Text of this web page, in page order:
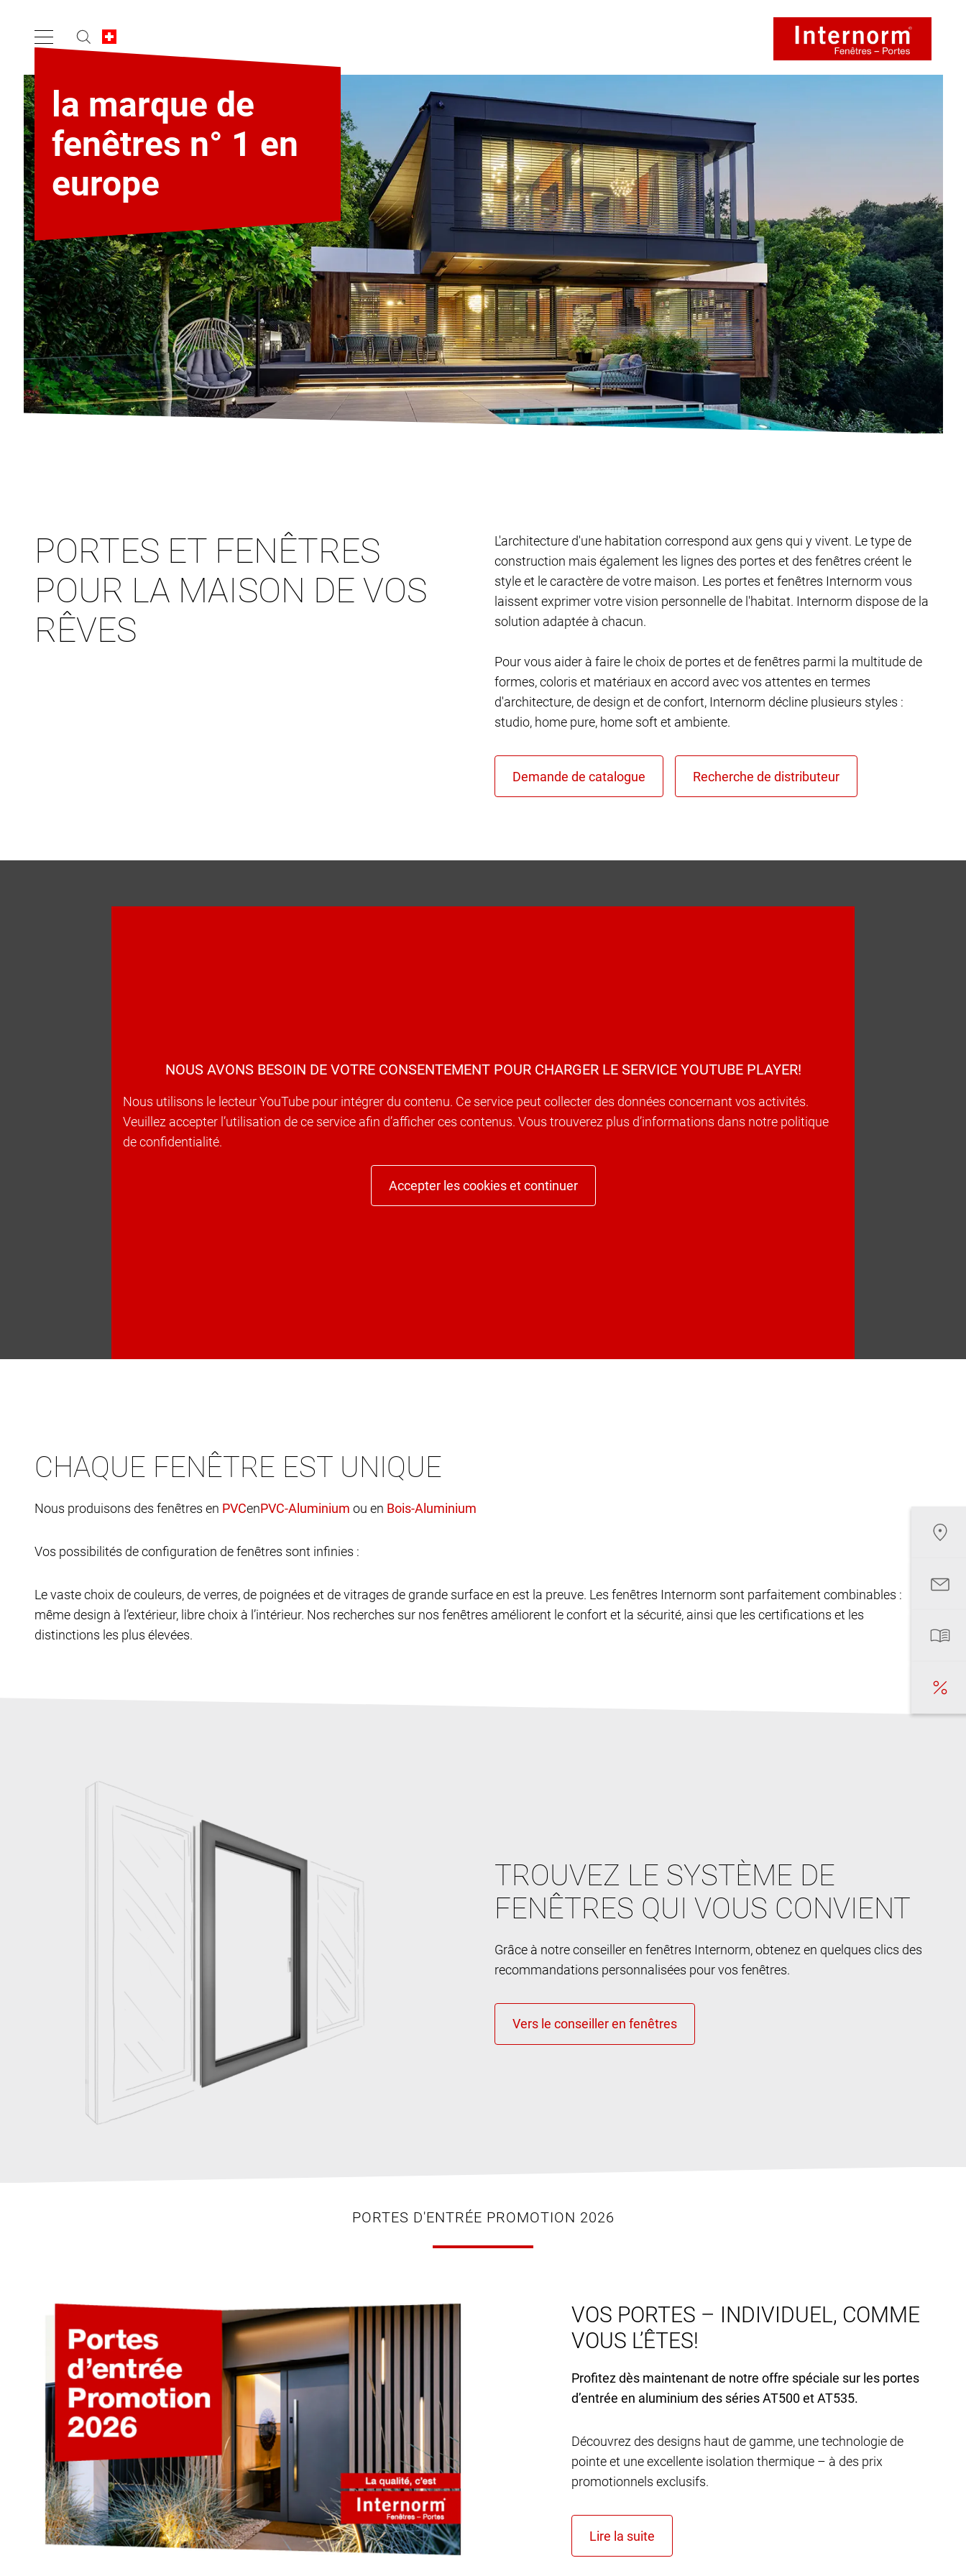
la marque de
fenêtres n° 1 en
europe
PORTES ET FENÊTRES
POUR LA MAISON DE VOS
RÊVES
L'architecture d'une habitation correspond aux gens qui y vivent. Le type de
construction mais également les lignes des portes et des fenêtres créent le
style et le caractère de votre maison. Les portes et fenêtres Internorm vous
laissent exprimer votre vision personnelle de l'habitat. Internorm dispose de la
solution adaptée à chacun.
Pour vous aider à faire le choix de portes et de fenêtres parmi la multitude de
formes, coloris et matériaux en accord avec vos attentes en termes
d'architecture, de design et de confort, Internorm décline plusieurs styles :
studio, home pure, home soft et ambiente.
NOUS AVONS BESOIN DE VOTRE CONSENTEMENT POUR CHARGER LE SERVICE YOUTUBE PLAYER!
Nous utilisons le lecteur YouTube pour intégrer du contenu. Ce service peut collecter des données concernant vos activités.
Veuillez accepter l’utilisation de ce service afin d’afficher ces contenus. Vous trouverez plus d’informations dans notre politique
de confidentialité.
Accepter les cookies et continuer
CHAQUE FENÊTRE EST UNIQUE
Nous produisons des fenêtres en en ou en
Vos possibilités de configuration de fenêtres sont infinies :
Le vaste choix de couleurs, de verres, de poignées et de vitrages de grande surface en est la preuve. Les fenêtres Internorm sont parfaitement combinables :
même design à l’extérieur, libre choix à l’intérieur. Nos recherches sur nos fenêtres améliorent le confort et la sécurité, ainsi que les certifications et les
distinctions les plus élevées.
TROUVEZ LE SYSTÈME DE
FENÊTRES QUI VOUS CONVIENT
Grâce à notre conseiller en fenêtres Internorm, obtenez en quelques clics des
recommandations personnalisées pour vos fenêtres.
PORTES D'ENTRÉE PROMOTION 2026
VOS PORTES – INDIVIDUEL, COMME
VOUS L’ÊTES!
Profitez dès maintenant de notre offre spéciale sur les portes
d’entrée en aluminium des séries AT500 et AT535.
Découvrez des designs haut de gamme, une technologie de
pointe et une excellente isolation thermique – à des prix
promotionnels exclusifs.